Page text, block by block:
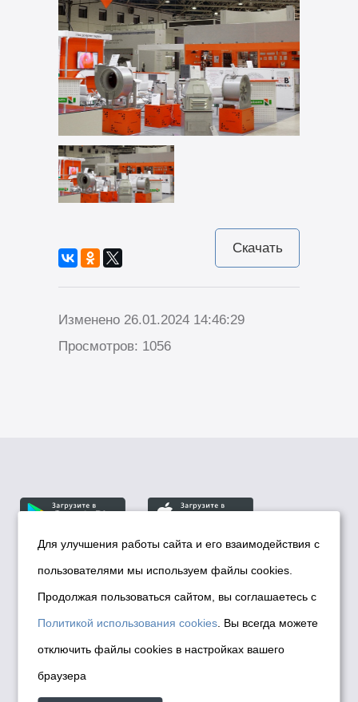
Скачать
Изменено 26.01.2024 14:46:29
Просмотров: 1056
© Департамент информационной политики мэрии
города Новосибирска, 2026
Политика использования Cookies
Политика по обработке персональных
данных в информационных системах
мэрии города Новосибирска
Для улучшения работы сайта и его взаимодействия с
пользователями мы используем файлы cookies.
Продолжая пользоваться сайтом, вы соглашаетесь с
Политикой использования cookies . Вы всегда можете
отключить файлы cookies в настройках вашего
браузера